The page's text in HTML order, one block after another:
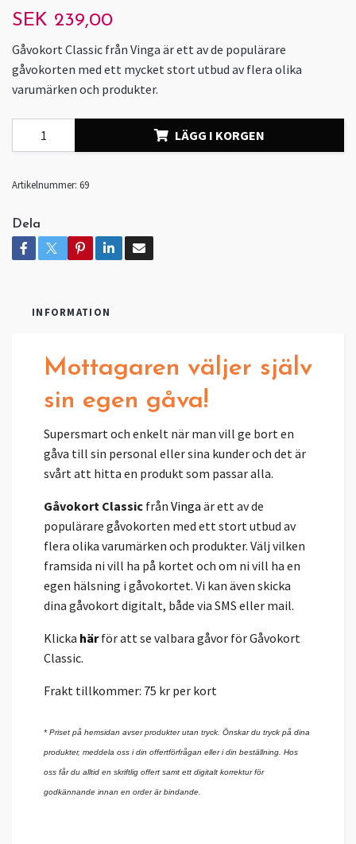
SEK 239,00
Gåvokort Classic från Vinga är ett av de populärare
gåvokorten med ett mycket stort utbud av flera olika
varumärken och produkter.
LÄGG I KORGEN
Artikelnummer: 69
Dela
INFORMATION
Mottagaren väljer själv
sin egen gåva!
Supersmart och enkelt när man vill ge bort en
gåva till sin personal eller sina kunder och det är
svårt att hitta en produkt som passar alla.
Gåvokort Classic från Vinga är ett av de
populärare gåvokorten med ett stort utbud av
flera olika varumärken och produkter. Välj vilken
framsida ni vill ha på kortet och om ni vill ha en
egen hälsning i gåvokortet. Vi kan även skicka
dina gåvokort digitalt, både via SMS eller mail.
Klicka härför att se valbara gåvor för Gåvokort
Classic.
Frakt tillkommer: 75 kr per kort
* Priset på hemsidan avser produkter utan tryck. Önskar du tryck på dina
produkter, meddela oss i din offertförfrågan eller i din beställning. Hos
oss får du alltid en skriftlig offert samt ett digitalt korrektur för
godkännande innan en order är bindande.